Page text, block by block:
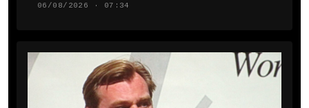
06/08/2026 · 07:34